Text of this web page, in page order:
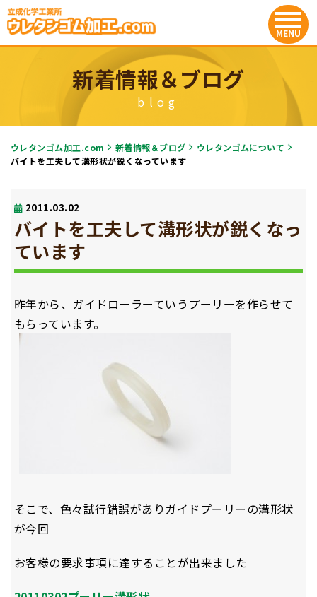
新着情報＆ブログ
blog
ウレタンゴム加工.com 新着情報＆ブログ
ウレタンゴムについて
バイトを工夫して溝形状が鋭くなっています
2011.03.02
バイトを工夫して溝形状が鋭くなっ
ています
昨年から、ガイドローラーていうプーリーを作らせて
もらっています。
そこで、色々試行錯誤がありガイドプーリーの溝形状
が今回
お客様の要求事項に達することが出来ました